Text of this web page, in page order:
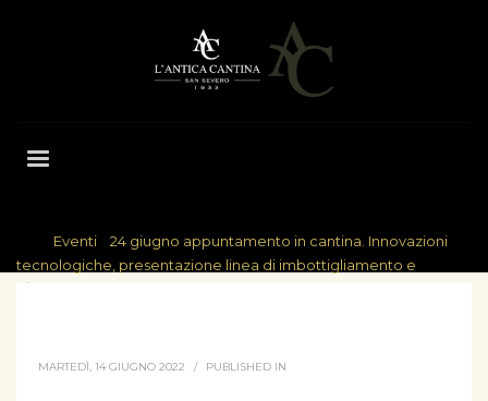
Eventi
24 giugno appuntamento in cantina. Innovazioni
tecnologiche, presentazione linea di imbottigliamento e
MARTEDÌ, 14 GIUGNO 2022 / PUBLISHED IN